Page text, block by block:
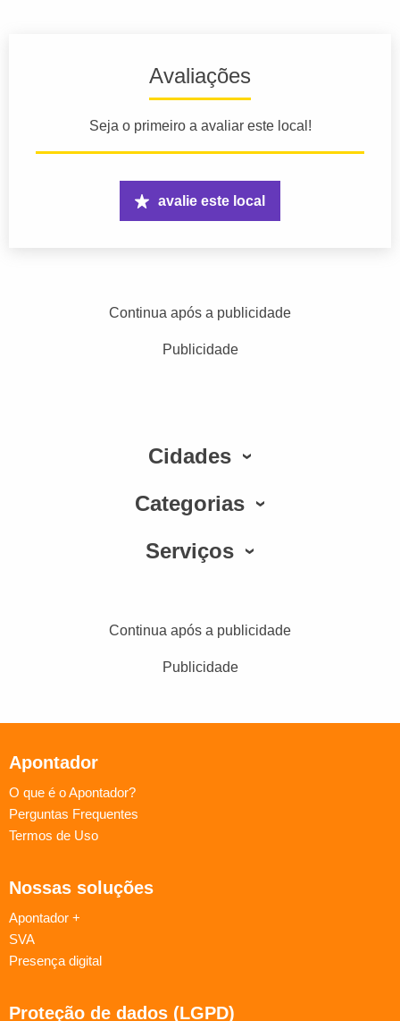
Avaliações
Seja o primeiro a avaliar este local!
avalie este local
Continua após a publicidade
Publicidade
Cidades
Categorias
Serviços
Continua após a publicidade
Publicidade
Apontador
O que é o Apontador?
Perguntas Frequentes
Termos de Uso
Nossas soluções
Apontador +
SVA
Presença digital
Proteção de dados (LGPD)